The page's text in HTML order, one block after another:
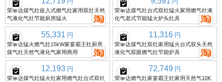
荣事达煤气灶嵌入式燃气灶家用双灶天然
气液化气灶节能厨房猛火
荣事达煤气灶台式双灶猛火家用燃气灶液
化气老式节能猛火炉头灶具
55,331 円
荣事达猛火燃气灶15kW家宴霸王灶厨房
煤气灶天然气液化气家用商用
11,316 円
荣事达煤气灶双灶家用猛火台式双头天然
液化气双眼燃气灶节能炉具
12,193 円
荣事达煤气灶猛火灶家用燃气灶台式双灶
72,749 円
荣事达燃气灶家宴霸王灶家用天然气10K